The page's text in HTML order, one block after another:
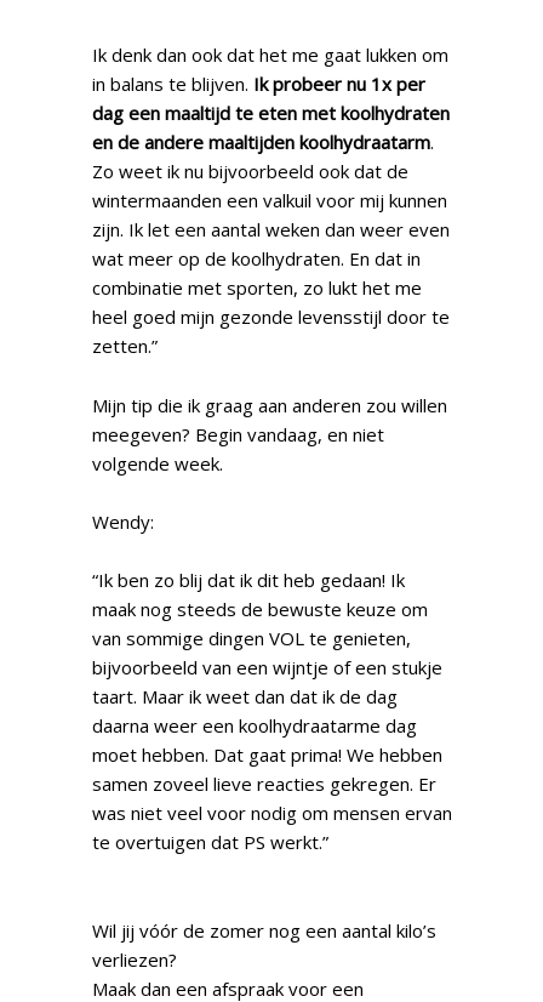
Ik denk dan ook dat het me gaat lukken om
in balans te blijven. Ik probeer nu 1x per
dag een maaltijd te eten met koolhydraten
en de andere maaltijden koolhydraatarm.
Zo weet ik nu bijvoorbeeld ook dat de
wintermaanden een valkuil voor mij kunnen
zijn. Ik let een aantal weken dan weer even
wat meer op de koolhydraten. En dat in
combinatie met sporten, zo lukt het me
heel goed mijn gezonde levensstijl door te
zetten.”
Mijn tip die ik graag aan anderen zou willen
meegeven? Begin vandaag, en niet
volgende week.
Wendy:
“Ik ben zo blij dat ik dit heb gedaan! Ik
maak nog steeds de bewuste keuze om
van sommige dingen VOL te genieten,
bijvoorbeeld van een wijntje of een stukje
taart. Maar ik weet dan dat ik de dag
daarna weer een koolhydraatarme dag
moet hebben. Dat gaat prima! We hebben
samen zoveel lieve reacties gekregen. Er
was niet veel voor nodig om mensen ervan
te overtuigen dat PS werkt.”
Wil jij vóór de zomer nog een aantal kilo’s
verliezen?
Maak dan een afspraak voor een